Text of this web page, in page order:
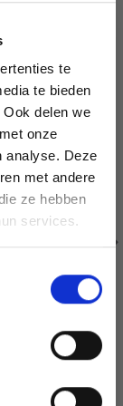
te
te bieden
delen we
onze
analyse. Deze
met andere
ze hebben
services.
50 %
soldes et